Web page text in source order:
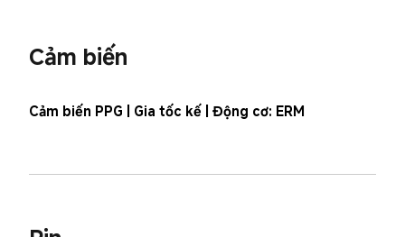
Cảm biến
Cảm biến PPG | Gia tốc kế | Động cơ: ERM